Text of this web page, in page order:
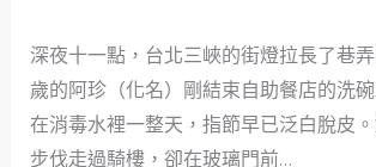
深夜十一點，台北三峽的街燈拉長了巷
歲的阿珍（化名）剛結束自助餐店的洗
在消毒水裡一整天，指節早已泛白脫皮
步伐走過騎樓，卻在玻璃門前…
典
當：
一
位